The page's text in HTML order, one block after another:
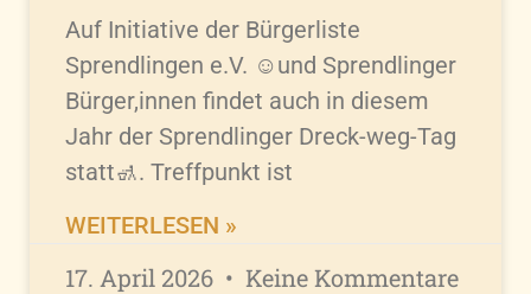
Auf Initiative der Bürgerliste
Sprendlingen e.V. ☺️und Sprendlinger
Bürger,innen findet auch in diesem
Jahr der Sprendlinger Dreck-weg-Tag
statt🚮. Treffpunkt ist
WEITERLESEN »
17. April 2026 Keine Kommentare